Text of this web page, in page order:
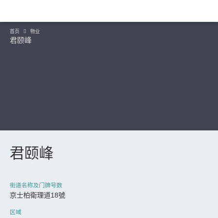
首页 物业
君颐峰
君颐峰
街道名称及门牌号数
京士柏衛理道18號
区域